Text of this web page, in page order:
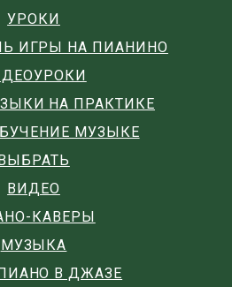
УРОКИ
ИГРЫ НА ПИАНИНО
НА ПРАКТИКЕ
МУЗЫКЕ
ВИДЕО
КАВЕРЫ
МУЗЫКА
В ДЖАЗЕ